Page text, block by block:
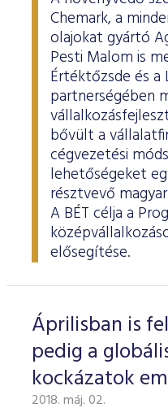
Chemark, a
olajokat gyártó
Pesti Malom is
Értéktőzsde és
partnerségében
bővült a
cégvezetési
lehetőségeket
résztvevő
A BÉT célja a
elősegítése.
Áprilisban is
pedig a
kockázatok
2018. máj. 02.